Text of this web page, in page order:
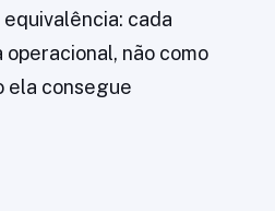
cada
não como
ela consegue